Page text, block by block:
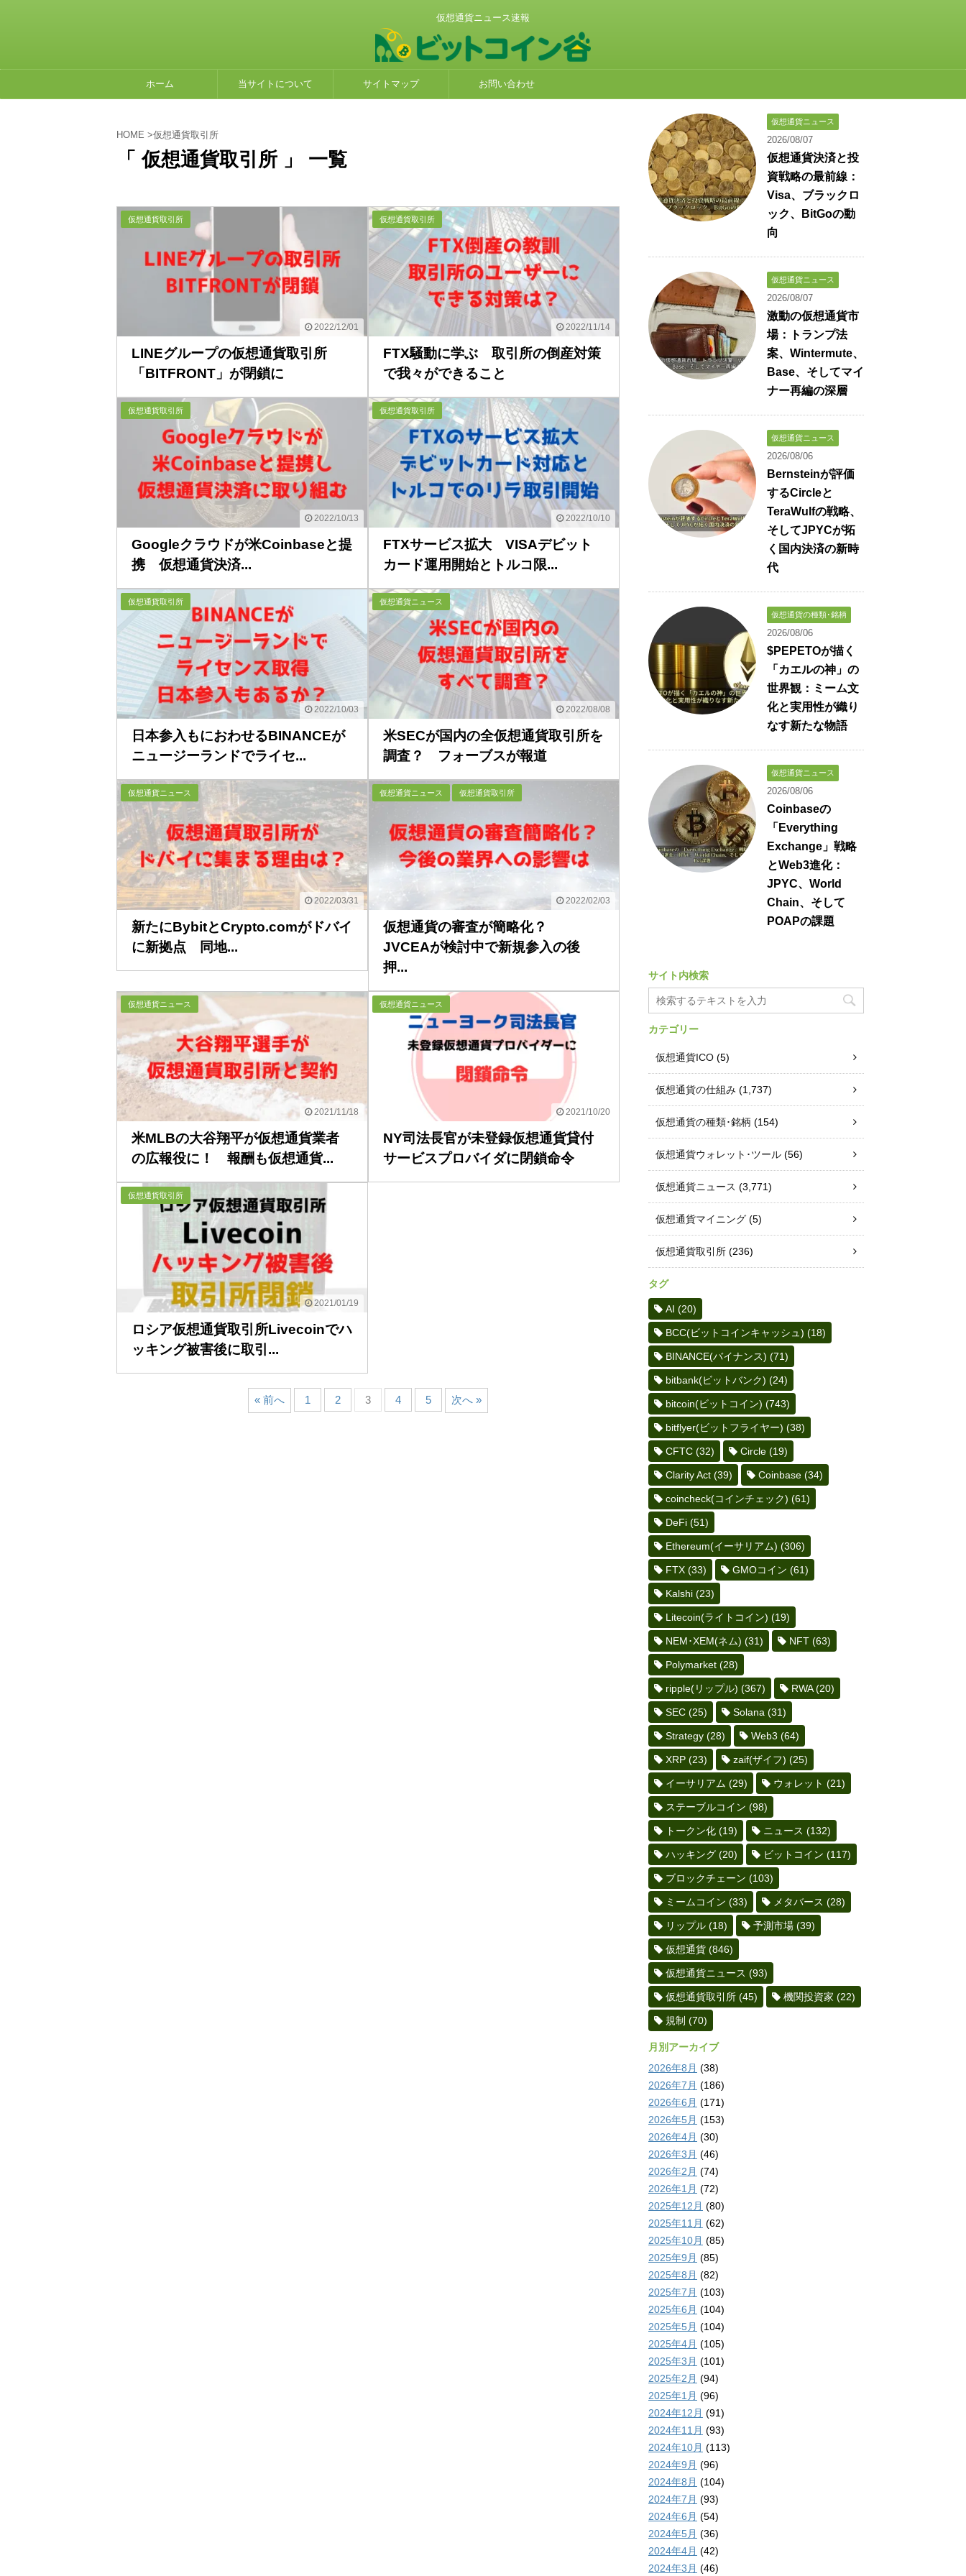
仮想通貨ニュース速報
ホーム 当サイトについて サイトマップ お問い合わせ
HOME >仮想通貨取引所
「 仮想通貨取引所 」 一覧
2022/12/01
仮想通貨取引所
LINEグループの仮想通貨取引所
「BITFRONT」が閉鎖に
2022/11/14
仮想通貨取引所
FTX騒動に学ぶ 取引所の倒産対策
で我々ができること
2022/10/13
仮想通貨取引所
Googleクラウドが米Coinbaseと提
携 仮想通貨決済...
2022/10/10
仮想通貨取引所
FTXサービス拡大 VISAデビット
カード運用開始とトルコ限...
2022/10/03
仮想通貨取引所
日本参入もにおわせるBINANCEが
ニュージーランドでライセ...
2022/08/08
仮想通貨ニュース
米SECが国内の全仮想通貨取引所を
調査？ フォーブスが報道
2022/03/31
仮想通貨ニュース
新たにBybitとCrypto.comがドバイ
に新拠点 同地...
2022/02/03
仮想通貨ニュース 仮想通貨取引所
仮想通貨の審査が簡略化？
JVCEAが検討中で新規参入の後
押...
2021/11/18
仮想通貨ニュース
米MLBの大谷翔平が仮想通貨業者
の広報役に！ 報酬も仮想通貨...
2021/10/20
仮想通貨ニュース
NY司法長官が未登録仮想通貨貸付
サービスプロバイダに閉鎖命令
2021/01/19
仮想通貨取引所
ロシア仮想通貨取引所Livecoinでハ
ッキング被害後に取引...
« 前へ 1 2 3 4 5 次へ »
仮想通貨ニュース
2026/08/07
仮想通貨決済と投
資戦略の最前線：
Visa、ブラックロ
ック、BitGoの動
向
仮想通貨ニュース
2026/08/07
激動の仮想通貨市
場：トランプ法
案、Wintermute、
Base、そしてマイ
ナー再編の深層
仮想通貨ニュース
2026/08/06
Bernsteinが評価
するCircleと
TeraWulfの戦略、
そしてJPYCが拓
く国内決済の新時
代
仮想通貨の種類･銘柄
2026/08/06
$PEPETOが描く
「カエルの神」の
世界観：ミーム文
化と実用性が織り
なす新たな物語
仮想通貨ニュース
2026/08/06
Coinbaseの
「Everything
Exchange」戦略
とWeb3進化：
JPYC、World
Chain、そして
POAPの課題
サイト内検索
カテゴリー
仮想通貨ICO (5)
仮想通貨の仕組み (1,737)
仮想通貨の種類･銘柄 (154)
仮想通貨ウォレット･ツール (56)
仮想通貨ニュース (3,771)
仮想通貨マイニング (5)
仮想通貨取引所 (236)
タグ
AI (20)
BCC(ビットコインキャッシュ) (18)
BINANCE(バイナンス) (71)
bitbank(ビットバンク) (24)
bitcoin(ビットコイン) (743)
bitflyer(ビットフライヤー) (38)
CFTC (32) Circle (19)
Clarity Act (39) Coinbase (34)
coincheck(コインチェック) (61)
DeFi (51)
Ethereum(イーサリアム) (306)
FTX (33) GMOコイン (61)
Kalshi (23)
Litecoin(ライトコイン) (19)
NEM･XEM(ネム) (31) NFT (63)
Polymarket (28)
ripple(リップル) (367) RWA(20)
SEC (25) Solana (31)
Strategy (28) Web3 (64)
XRP (23) zaif(ザイフ) (25)
イーサリアム (29) ウォレット (21)
ステーブルコイン (98)
トークン化 (19) ニュース (132)
ハッキング (20) ビットコイン (117)
ブロックチェーン (103)
ミームコイン (33) メタバース (28)
リップル (18) 予測市場 (39)
仮想通貨 (846)
仮想通貨ニュース (93)
仮想通貨取引所 (45) 機関投資家 (22)
規制 (70)
月別アーカイブ
2026年8月 (38)
2026年7月 (186)
2026年6月 (171)
2026年5月 (153)
2026年4月 (30)
2026年3月 (46)
2026年2月 (74)
2026年1月 (72)
2025年12月 (80)
2025年11月 (62)
2025年10月 (85)
2025年9月 (85)
2025年8月 (82)
2025年7月 (103)
2025年6月 (104)
2025年5月 (104)
2025年4月 (105)
2025年3月 (101)
2025年2月 (94)
2025年1月 (96)
2024年12月 (91)
2024年11月 (93)
2024年10月 (113)
2024年9月 (96)
2024年8月 (104)
2024年7月 (93)
2024年6月 (54)
2024年5月 (36)
2024年4月 (42)
2024年3月 (46)